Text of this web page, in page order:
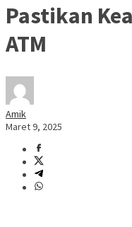
Pastikan
ATM
Amik
Maret 9, 2025